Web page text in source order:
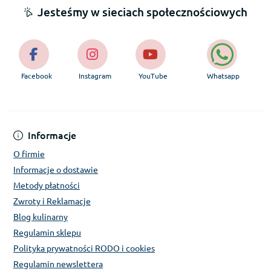
Informacje
O firmie
Informacje o dostawie
Metody płatności
Zwroty i Reklamacje
Blog kulinarny
Regulamin sklepu
Polityka prywatności RODO i cookies
Regulamin newslettera
Jesteśmy w sieciach społecznościowych
Facebook Instagram YouTube Whatsapp